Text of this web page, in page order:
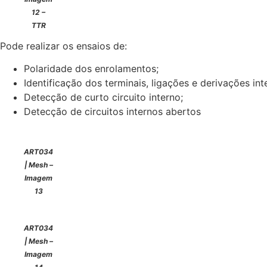
12 –
TTR
Pode realizar os ensaios de:
Polaridade dos enrolamentos;
Identificação dos terminais, ligações e derivações
Detecção de curto circuito interno;
Detecção de circuitos internos abertos
ART034
| Mesh –
Imagem
13
ART034
| Mesh –
Imagem